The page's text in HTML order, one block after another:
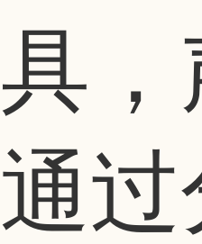
具
通